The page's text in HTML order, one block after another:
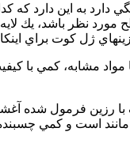
دارد به اين
نظر باشد، يك
ژل كوت براي
مواد مشابه، كمي
رزين فرمول شده
است و كمي